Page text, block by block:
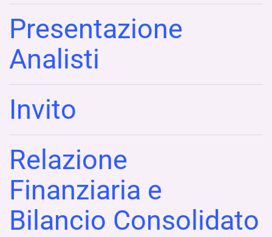
Presentazione
Analisti
Invito
Relazione
Finanziaria e
Bilancio Consolidato